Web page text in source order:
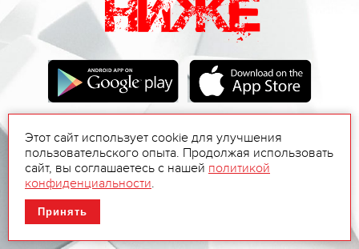
Этот сайт использует cookie для улучшения
пользовательского опыта. Продолжая использовать
сайт, вы соглашаетесь с нашей политикой
конфиденциальности.
Принять